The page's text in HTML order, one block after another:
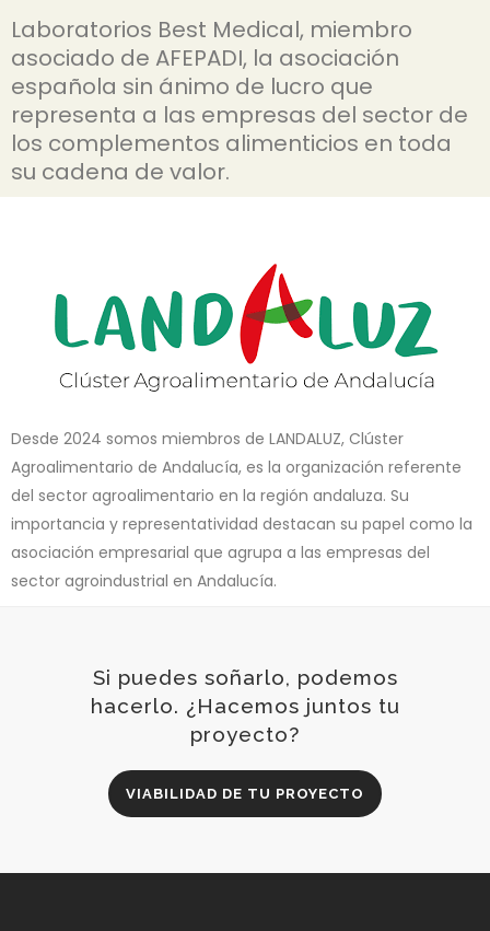
Laboratorios Best Medical, miembro
asociado de AFEPADI, la asociación
española sin ánimo de lucro que
representa a las empresas del sector de
los complementos alimenticios en toda
su cadena de valor.
Desde 2024 somos miembros de LANDALUZ, Clúster
Agroalimentario de Andalucía, es la organización referente
del sector agroalimentario en la región andaluza. Su
importancia y representatividad destacan su papel como la
asociación empresarial que agrupa a las empresas del
sector agroindustrial en Andalucía.
Si puedes soñarlo, podemos
hacerlo. ¿Hacemos juntos tu
proyecto?
VIABILIDAD DE TU PROYECTO